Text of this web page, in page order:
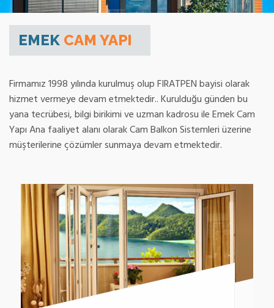
EMEK CAM YAPI
Firmamız 1998 yılında kurulmuş olup FIRATPEN bayisi olarak
hizmet vermeye devam etmektedir.. Kurulduğu günden bu
yana tecrübesi, bilgi birikimi ve uzman kadrosu ile Emek Cam
Yapı Ana faaliyet alanı olarak Cam Balkon Sistemleri üzerine
müşterilerine çözümler sunmaya devam etmektedir.